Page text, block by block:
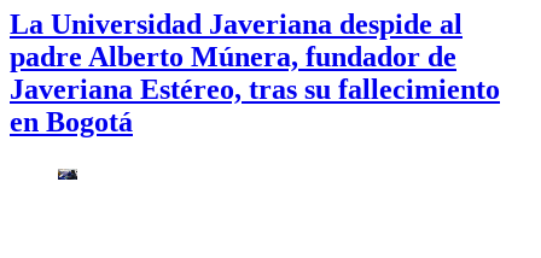
La Universidad Javeriana despide al
padre Alberto Múnera, fundador de
Javeriana Estéreo, tras su fallecimiento
en Bogotá